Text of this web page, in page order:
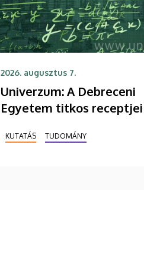
2026. augusztus 7.
Univerzum: A Debreceni
Egyetem titkos receptjei
KUTATÁS TUDOMÁNY